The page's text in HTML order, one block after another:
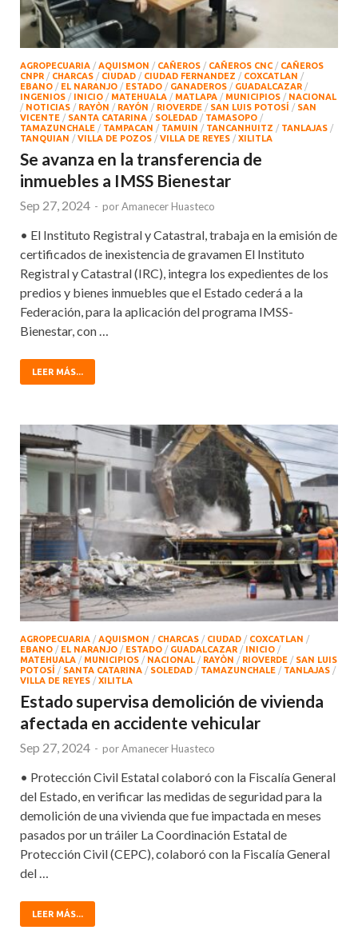
AGROPECUARIA / AQUISMON / CAÑEROS / CAÑEROS CNC / CAÑEROS
CNPR / CHARCAS / CIUDAD / CIUDAD FERNANDEZ / COXCATLAN /
EBANO / EL NARANJO / ESTADO / GANADEROS / GUADALCAZAR /
INGENIOS / INICIO / MATEHUALA / MATLAPA / MUNICIPIOS / NACIONAL
/ NOTICIAS / RAYÒN / RAYÓN / RIOVERDE / SAN LUIS POTOSÍ / SAN
VICENTE / SANTA CATARINA / SOLEDAD / TAMASOPO /
TAMAZUNCHALE / TAMPACAN / TAMUIN / TANCANHUITZ / TANLAJAS /
TANQUIAN / VILLA DE POZOS / VILLA DE REYES / XILITLA
Se avanza en la transferencia de
inmuebles a IMSS Bienestar
Sep 27, 2024 - porAmanecer Huasteco
• El Instituto Registral y Catastral, trabaja en la emisión de
certificados de inexistencia de gravamen El Instituto
Registral y Catastral (IRC), integra los expedientes de los
predios y bienes inmuebles que el Estado cederá a la
Federación, para la aplicación del programa IMSS-
Bienestar, con …
LEER MÁS...
AGROPECUARIA / AQUISMON / CHARCAS / CIUDAD / COXCATLAN /
EBANO / EL NARANJO / ESTADO / GUADALCAZAR / INICIO /
MATEHUALA / MUNICIPIOS / NACIONAL / RAYÒN / RIOVERDE / SAN LUIS
POTOSÍ / SANTA CATARINA / SOLEDAD / TAMAZUNCHALE / TANLAJAS /
VILLA DE REYES / XILITLA
Estado supervisa demolición de vivienda
afectada en accidente vehicular
Sep 27, 2024 - porAmanecer Huasteco
• Protección Civil Estatal colaboró con la Fiscalía General
del Estado, en verificar las medidas de seguridad para la
demolición de una vivienda que fue impactada en meses
pasados por un tráiler La Coordinación Estatal de
Protección Civil (CEPC), colaboró con la Fiscalía General
del …
LEER MÁS...